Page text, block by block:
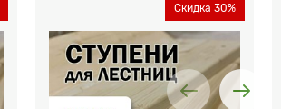
Скидка 30%